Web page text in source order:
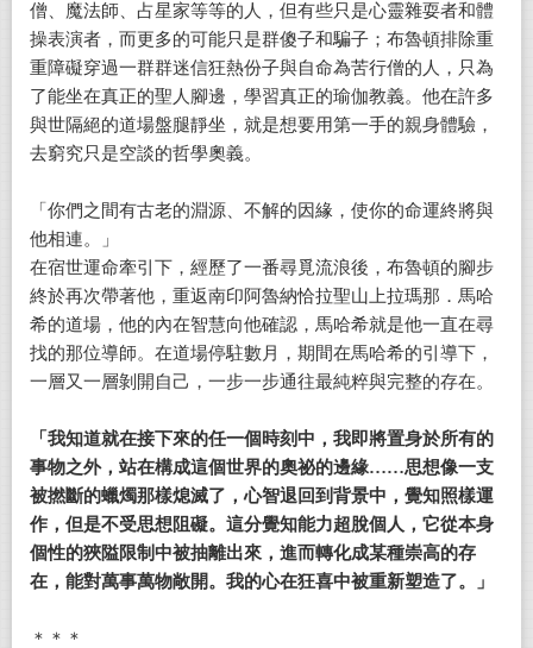
僧、魔法師、占星家等等的人，但有些只是心靈雜耍者和體
操表演者，而更多的可能只是群傻子和騙子；布魯頓排除重
重障礙穿過一群群迷信狂熱份子與自命為苦行僧的人，只為
了能坐在真正的聖人腳邊，學習真正的瑜伽教義。他在許多
與世隔絕的道場盤腿靜坐，就是想要用第一手的親身體驗，
去窮究只是空談的哲學奧義。
「你們之間有古老的淵源、不解的因緣，使你的命運終將與
他相連。」
在宿世運命牽引下，經歷了一番尋覓流浪後，布魯頓的腳步
終於再次帶著他，重返南印阿魯納恰拉聖山上拉瑪那．馬哈
希的道場，他的內在智慧向他確認，馬哈希就是他一直在尋
找的那位導師。在道場停駐數月，期間在馬哈希的引導下，
一層又一層剝開自己，一步一步通往最純粹與完整的存在。
「我知道就在接下來的任一個時刻中，我即將置身於所有的
事物之外，站在構成這個世界的奧祕的邊緣……思想像一支
被撚斷的蠟燭那樣熄滅了，心智退回到背景中，覺知照樣運
作，但是不受思想阻礙。這分覺知能力超脫個人，它從本身
個性的狹隘限制中被抽離出來，進而轉化成某種崇高的存
在，能對萬事萬物敞開。我的心在狂喜中被重新塑造了。」
＊＊＊